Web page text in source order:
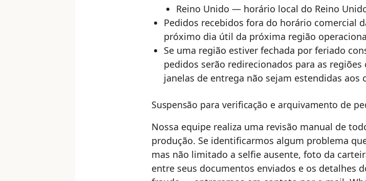
Reino Unido — horário local do Reino
Pedidos recebidos fora do horário comercial
próximo dia útil da próxima região
Se uma região estiver fechada por feriado
pedidos serão redirecionados para as
janelas de entrega não sejam estendidas aos
Suspensão para verificação e arquivamento de
Nossa equipe realiza uma revisão manual de
produção. Se identificarmos algum problema
mas não limitado a selfie ausente, foto da
entre seus documentos enviados e os detalhes